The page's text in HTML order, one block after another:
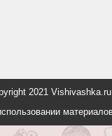
2021